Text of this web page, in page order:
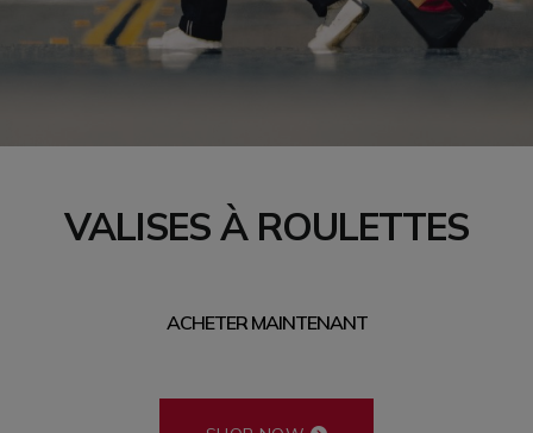
VALISES À ROULETTES
ACHETER MAINTENANT